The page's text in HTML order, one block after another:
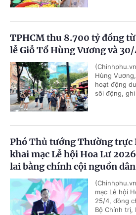
TPHCM thu 8.700 tỷ đồng
lễ Giỗ Tổ Hùng Vương và
Hùng
hoạt động
sôi động,
Phó Thủ tướng Thường trực
khai mạc Lễ hội Hoa Lư
lai bằng chính cội nguồn
mạc Lễ hội
25/4, đồng
Bộ Chính trị,